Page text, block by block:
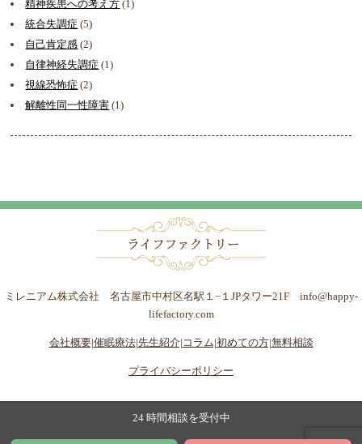
精神疾患への考え方 (1)
統合失調症 (5)
自己肯定感 (2)
自律神経失調症 (1)
視線恐怖症 (2)
解離性同一性障害 (1)
ミレニアム株式会社 名古屋市中村区名駅１−１JPタワー21F info@happy-
lifefactory.com
会社概要|催眠療法|先生紹介| コラム|初めての方|無料相談
プライバシーポリシー
24 時間相談を受付中